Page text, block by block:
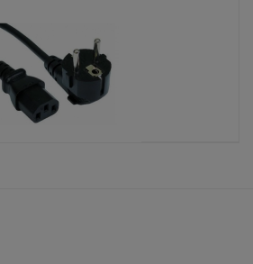
KATALOŠKI BROJ: 0044